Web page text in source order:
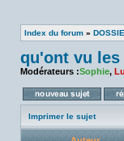
Index du forum »
qu'ont vu les
Modérateurs :Sophie,
Imprimer le sujet